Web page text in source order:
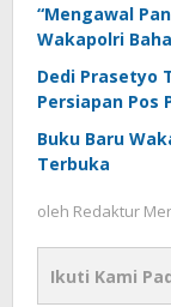
“Mengawal
Wakapolri
Dedi Prasetyo
Persiapan Pos
Buku Baru
Terbuka
oleh Redaktur
Ikuti Kami